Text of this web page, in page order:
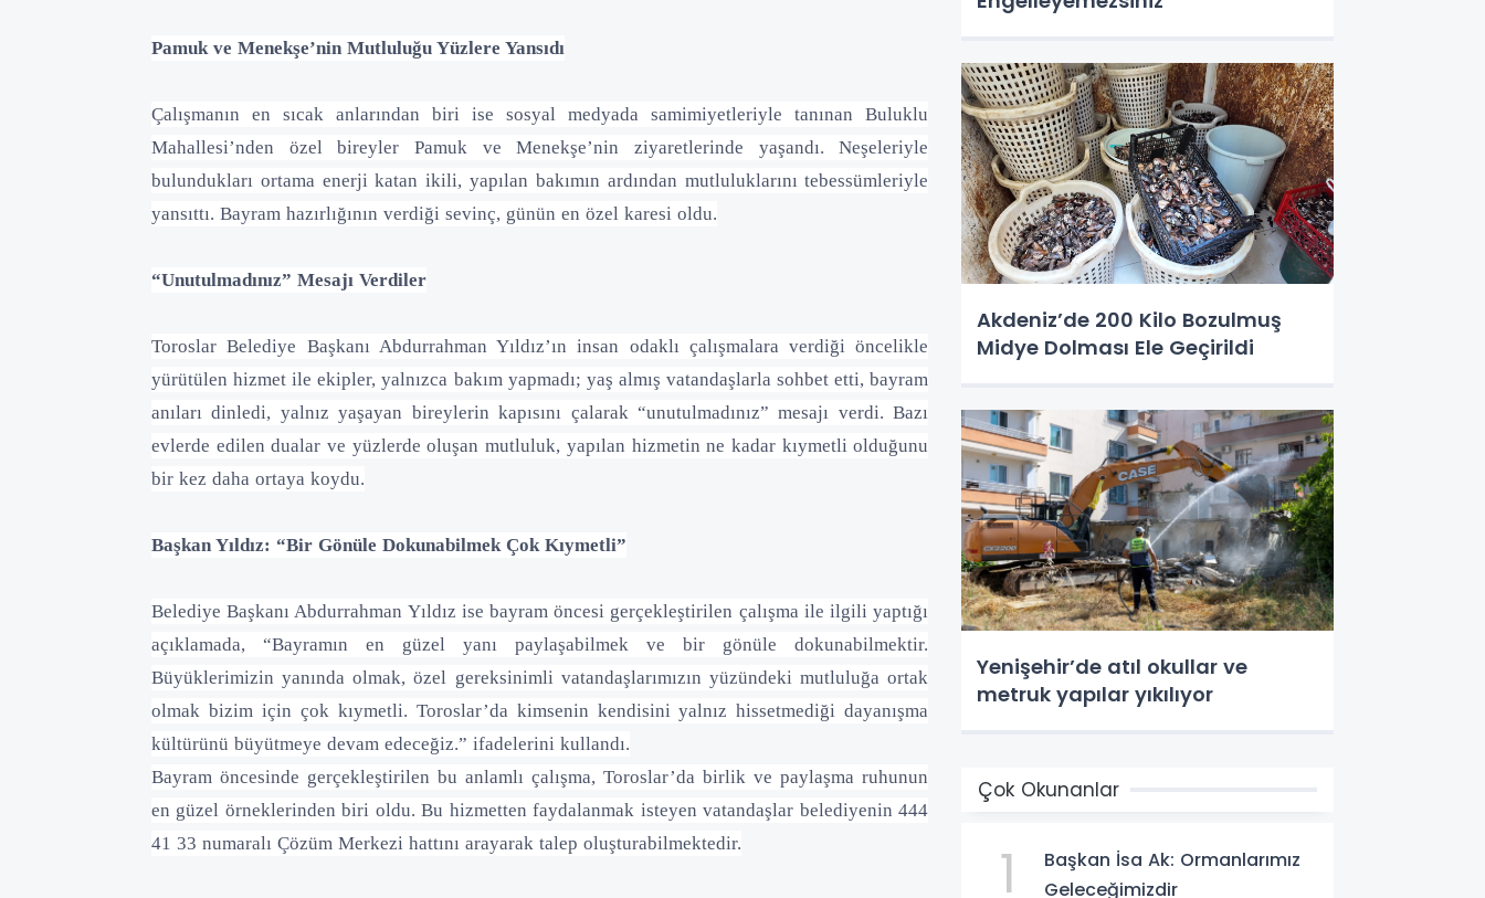
Pamuk ve Menekşe’nin Mutluluğu Yüzlere Yansıdı
Çalışmanın en sıcak anlarından biri ise sosyal medyada samimiyetleriyle tanınan Buluklu
Mahallesi’nden özel bireyler Pamuk ve Menekşe’nin ziyaretlerinde yaşandı. Neşeleriyle
bulundukları ortama enerji katan ikili, yapılan bakımın ardından mutluluklarını tebessümleriyle
yansıttı. Bayram hazırlığının verdiği sevinç, günün en özel karesi oldu.
“Unutulmadınız” Mesajı Verdiler
Toroslar Belediye Başkanı Abdurrahman Yıldız’ın insan odaklı çalışmalara verdiği öncelikle
yürütülen hizmet ile ekipler, yalnızca bakım yapmadı; yaş almış vatandaşlarla sohbet etti, bayram
anıları dinledi, yalnız yaşayan bireylerin kapısını çalarak “unutulmadınız” mesajı verdi. Bazı
evlerde edilen dualar ve yüzlerde oluşan mutluluk, yapılan hizmetin ne kadar kıymetli olduğunu
bir kez daha ortaya koydu.
Başkan Yıldız: “Bir Gönüle Dokunabilmek Çok Kıymetli”
Belediye Başkanı Abdurrahman Yıldız ise bayram öncesi gerçekleştirilen çalışma ile ilgili yaptığı
açıklamada, “Bayramın en güzel yanı paylaşabilmek ve bir gönüle dokunabilmektir.
Büyüklerimizin yanında olmak, özel gereksinimli vatandaşlarımızın yüzündeki mutluluğa ortak
olmak bizim için çok kıymetli. Toroslar’da kimsenin kendisini yalnız hissetmediği dayanışma
kültürünü büyütmeye devam edeceğiz.” ifadelerini kullandı.
Bayram öncesinde gerçekleştirilen bu anlamlı çalışma, Toroslar’da birlik ve paylaşma ruhunun
en güzel örneklerinden biri oldu. Bu hizmetten faydalanmak isteyen vatandaşlar belediyenin 444
41 33 numaralı Çözüm Merkezi hattını arayarak talep oluşturabilmektedir.
Akdeniz’de 200 Kilo Bozulmuş
Midye Dolması Ele Geçirildi
Yenişehir’de atıl okullar ve
metruk yapılar yıkılıyor
Çok Okunanlar
1
Başkan İsa Ak: Ormanlarımız
Geleceğimizdir